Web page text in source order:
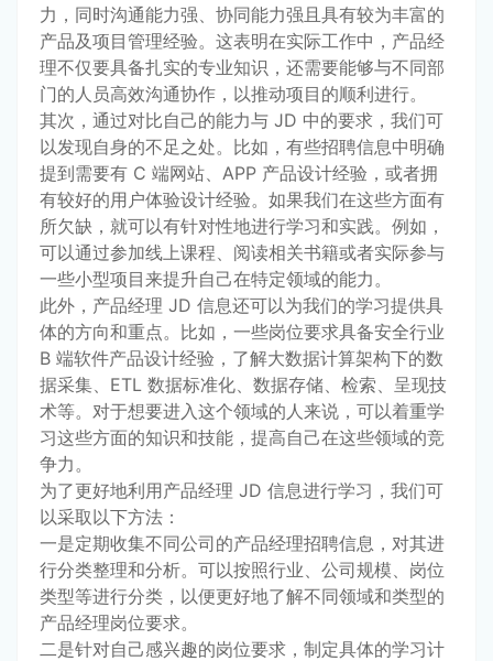
力，同时沟通能力强、协同能力强且具有较为丰富的
产品及项目管理经验。这表明在实际工作中，产品经
理不仅要具备扎实的专业知识，还需要能够与不同部
门的人员高效沟通协作，以推动项目的顺利进行。
其次，通过对比自己的能力与 JD 中的要求，我们可
以发现自身的不足之处。比如，有些招聘信息中明确
提到需要有 C 端网站、APP 产品设计经验，或者拥
有较好的用户体验设计经验。如果我们在这些方面有
所欠缺，就可以有针对性地进行学习和实践。例如，
可以通过参加线上课程、阅读相关书籍或者实际参与
一些小型项目来提升自己在特定领域的能力。
此外，产品经理 JD 信息还可以为我们的学习提供具
体的方向和重点。比如，一些岗位要求具备安全行业
B 端软件产品设计经验，了解大数据计算架构下的数
据采集、ETL 数据标准化、数据存储、检索、呈现技
术等。对于想要进入这个领域的人来说，可以着重学
习这些方面的知识和技能，提高自己在这些领域的竞
争力。
为了更好地利用产品经理 JD 信息进行学习，我们可
以采取以下方法：
一是定期收集不同公司的产品经理招聘信息，对其进
行分类整理和分析。可以按照行业、公司规模、岗位
类型等进行分类，以便更好地了解不同领域和类型的
产品经理岗位要求。
二是针对自己感兴趣的岗位要求，制定具体的学习计